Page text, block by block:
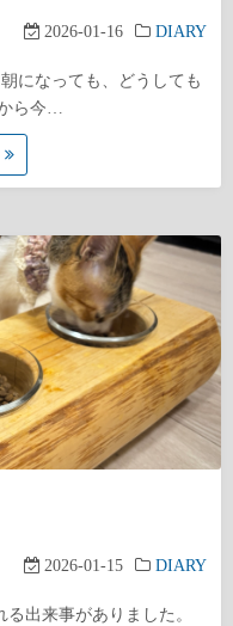
2026-01-16 DIARY
になっても、どうしても
ら今…
2026-01-15 DIARY
出来事がありました。